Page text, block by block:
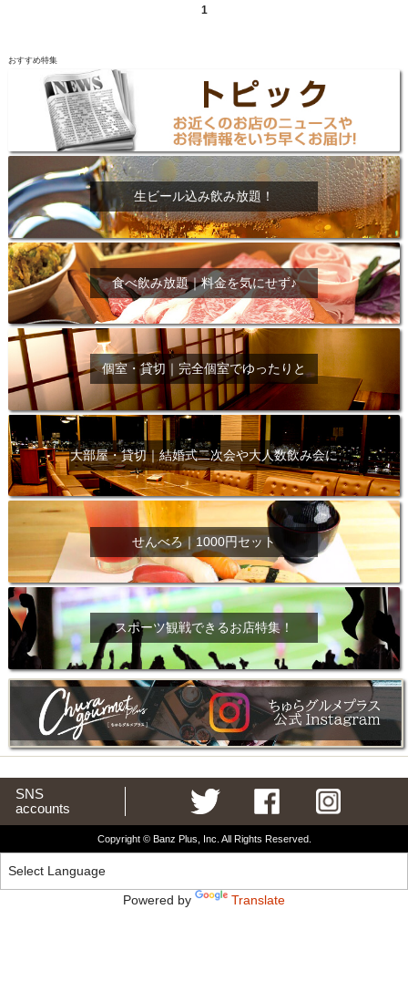
1
おすすめ特集
生ビール込み飲み放題！
食べ飲み放題｜料金を気にせず♪
個室・貸切｜完全個室でゆったりと
大部屋・貸切｜結婚式二次会や大人数飲み会に
せんべろ｜1000円セット
スポーツ観戦できるお店特集！
SNS
accounts
Copyright © Banz Plus, Inc. All Rights Reserved.
Powered by Translate